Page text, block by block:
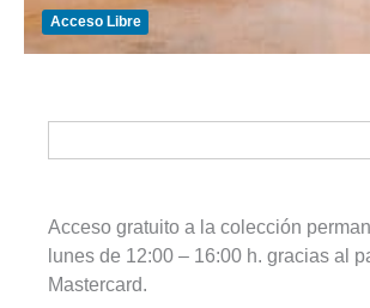
Acceso Libre
Acceso gratuito a la colección
lunes de 12:00 – 16:00 h. gracias al
Mastercard.